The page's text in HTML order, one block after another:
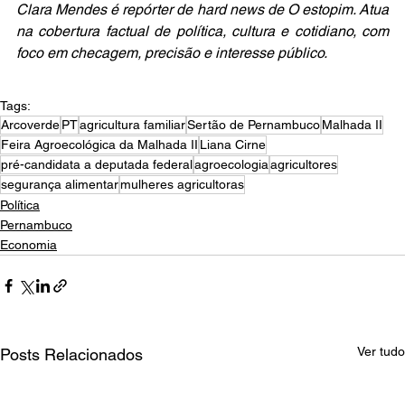
Clara Mendes é repórter de hard news de O estopim. Atua
na cobertura factual de política, cultura e cotidiano, com
foco em checagem, precisão e interesse público.
Tags:
ArcoverdePTagricultura familiarSertão de PernambucoMalhada II
Feira Agroecológica da Malhada II Liana Cirne
pré-candidata a deputada federalagroecologiaagricultores
segurança alimentarmulheres agricultoras
Política
Pernambuco
Economia
Posts Relacionados Ver tudo